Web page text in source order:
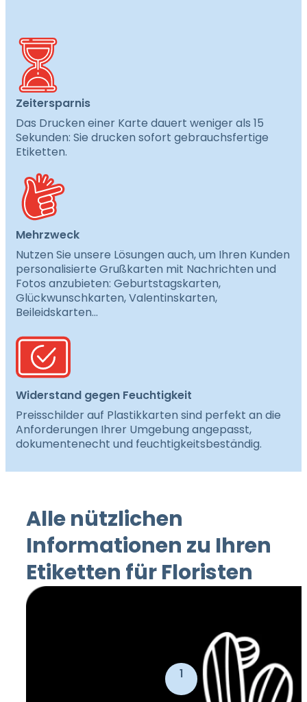
Zeitersparnis
Das Drucken einer Karte dauert weniger als 15
Sekunden: Sie drucken sofort gebrauchsfertige
Etiketten.
Mehrzweck
Nutzen Sie unsere Lösungen auch, um Ihren Kunden
personalisierte Grußkarten mit Nachrichten und
Fotos anzubieten: Geburtstagskarten,
Glückwunschkarten, Valentinskarten,
Beileidskarten…
Widerstand gegen Feuchtigkeit
Preisschilder auf Plastikkarten sind perfekt an die
Anforderungen Ihrer Umgebung angepasst,
dokumentenecht und feuchtigkeitsbeständig.
Alle nützlichen
Informationen zu Ihren
Etiketten für Floristen
1